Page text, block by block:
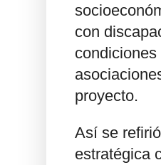
con
condiciones
proyecto.
Así se
estratégica